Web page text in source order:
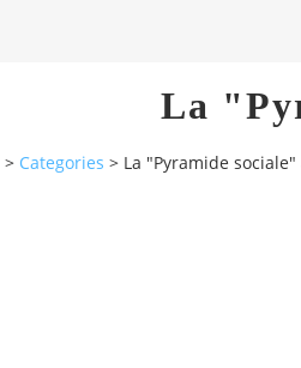
La
> Categories > La "Pyramide